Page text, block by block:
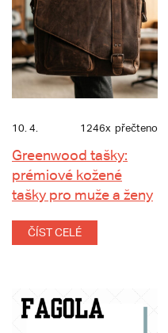
10. 4. 1246x přečteno
Greenwood tašky:
prémiové kožené
tašky pro muže a ženy
ČÍST CELÉ